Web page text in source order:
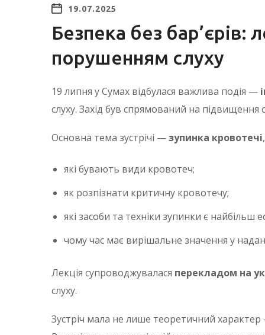
19.07.2025
Безпека без
порушенням слуху
19 липня у Сумах відбулася важлива подія —
слуху. Захід був спрямований на підвищення
Основна тема зустрічі —зупинка кровотечі
які бувають види кровотеч;
як розпізнати критичну кровотечу;
які засоби та техніки зупинки є найбільш
чому час має вирішальне значення у
Лекція супроводжувалася перекладом на
слуху.
Зустріч мала не лише теоретичний